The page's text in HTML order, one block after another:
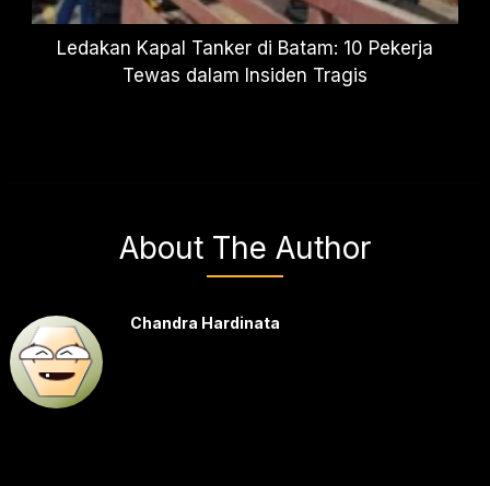
Ledakan Kapal Tanker di Batam: 10 Pekerja
Tewas dalam Insiden Tragis
About The Author
Chandra Hardinata